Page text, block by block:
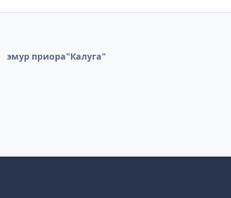
эмур приора"Калуга"